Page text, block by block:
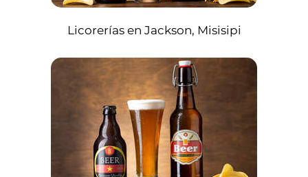
Licorerías en Jackson, Misisipi